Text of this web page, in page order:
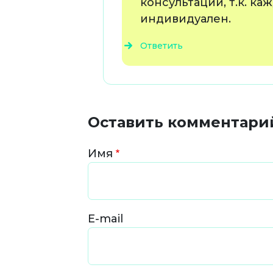
индивидуален.
Ответить
Оставить
Имя
E-mail